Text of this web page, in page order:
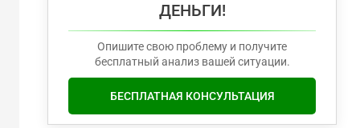
ДЕНЬГИ!
Опишите свою проблему и получите
бесплатный анализ вашей ситуации.
БЕСПЛАТНАЯ КОНСУЛЬТАЦИЯ